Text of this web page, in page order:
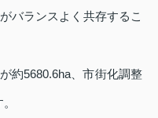
バランスよく共存するこ
約5680.6ha、市街化調整